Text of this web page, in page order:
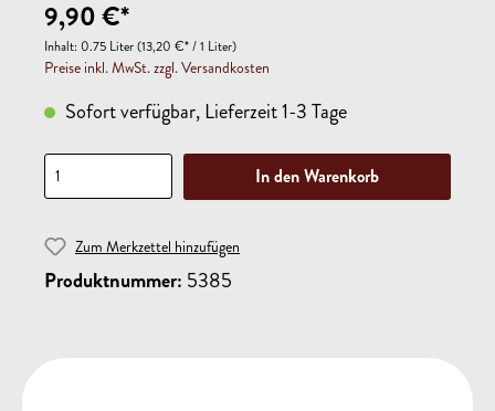
9,90 €*
Inhalt: 0.75 Liter(13,20 €* / 1 Liter)
Preise inkl. MwSt. zzgl. Versandkosten
Sofort verfügbar, Lieferzeit 1-3 Tage
In den Warenkorb
Zum Merkzettel hinzufügen
Produktnummer: 5385